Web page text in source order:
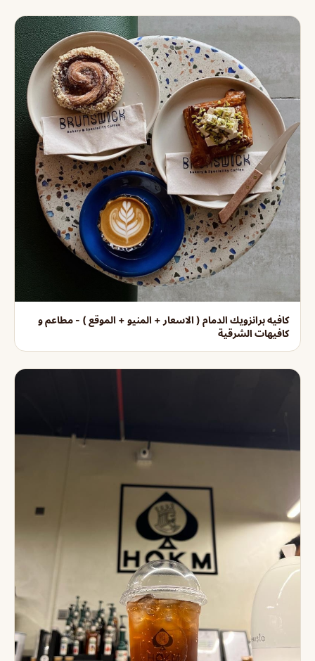
كافيه برانزويك الدمام ( الاسعار + المنيو + الموقع ) - مطاعم و
كافيهات الشرقية